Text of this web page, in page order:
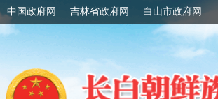
中国政府网 吉林省政府网 白山市政府网